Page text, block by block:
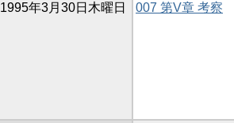
1995年3月30日木曜日 007 第V章 考察